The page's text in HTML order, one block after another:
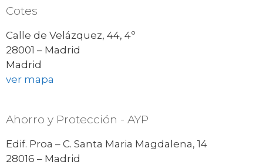
Cotes
Calle de Velázquez, 44, 4º
28001 – Madrid
Madrid
ver mapa
Ahorro y Protección - AYP
Edif. Proa – C. Santa Maria Magdalena, 14
28016 – Madrid